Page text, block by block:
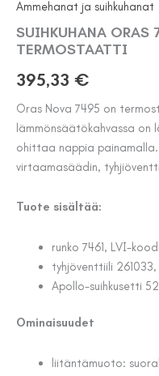
Ammehanat ja suihkuhanat
SUIHKUHANA ORAS
TERMOSTAATTI
395,33 €
Oras Nova 7495 on
lämmönsäätökahvassa
ohittaa nappia
virtaamasäädin,
Tuote sisältää:
runko 7461, LVI-koodi
tyhjöventtiili
Apollo-suihkusetti
Ominaisuudet
liitäntämuoto: